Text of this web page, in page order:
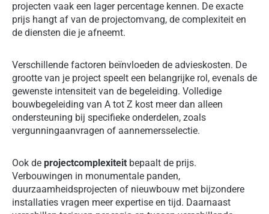
projecten vaak een lager percentage kennen. De exacte
prijs hangt af van de projectomvang, de complexiteit en
de diensten die je afneemt.
Verschillende factoren beïnvloeden de advieskosten. De
grootte van je project speelt een belangrijke rol, evenals de
gewenste intensiteit van de begeleiding. Volledige
bouwbegeleiding van A tot Z kost meer dan alleen
ondersteuning bij specifieke onderdelen, zoals
vergunningaanvragen of aannemersselectie.
Ook de projectcomplexiteit bepaalt de prijs.
Verbouwingen in monumentale panden,
duurzaamheidsprojecten of nieuwbouw met bijzondere
installaties vragen meer expertise en tijd. Daarnaast